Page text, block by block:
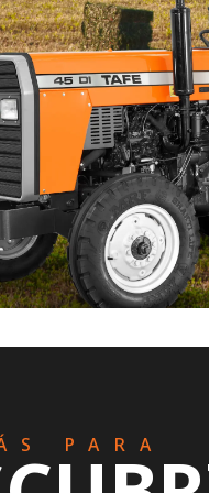
PARA